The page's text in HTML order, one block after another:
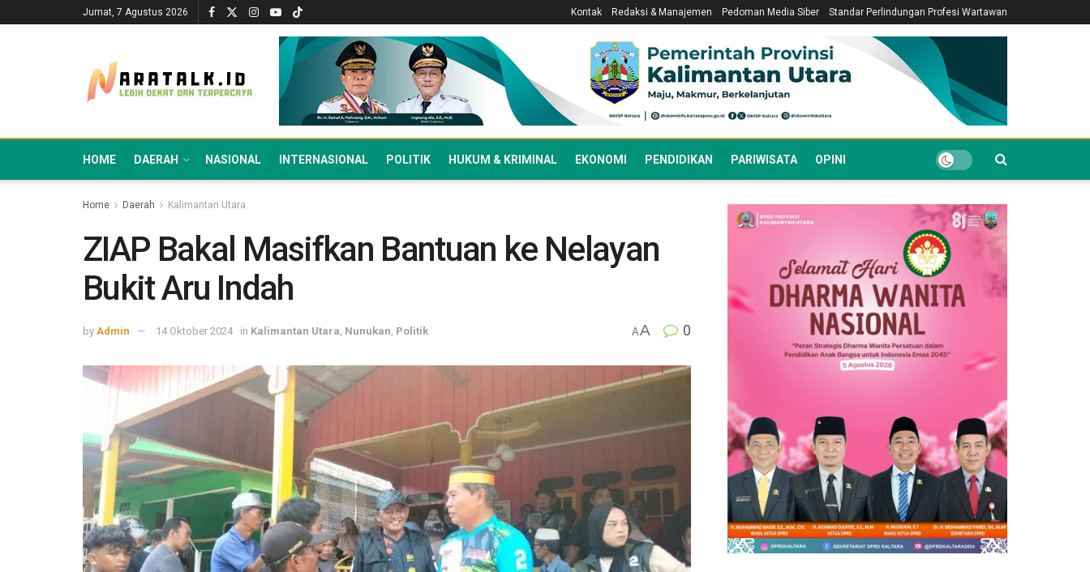
Jumat, 7 Agustus 2026 Kontak Redaksi & Manajemen Pedoman Media Siber Standar Perlindungan Profesi Wartawan
HOME DAERAH NASIONAL INTERNASIONAL POLITIK HUKUM & KRIMINAL EKONOMI PENDIDIKAN PARIWISATA OPINI
Home Daerah Kalimantan Utara
ZIAP Bakal Masifkan Bantuan ke Nelayan
Bukit Aru Indah
by Admin 14 Oktober 2024 in Kalimantan Utara Nunukan Politik AA 0